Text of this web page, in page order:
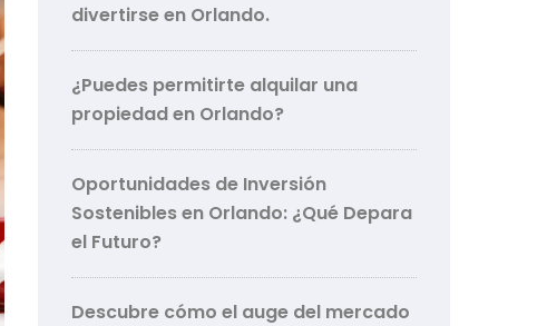
divertirse en Orlando.
¿Puedes permitirte alquilar una
propiedad en Orlando?
Oportunidades de Inversión
Sostenibles en Orlando: ¿Qué Depara
el Futuro?
Descubre cómo el auge del mercado